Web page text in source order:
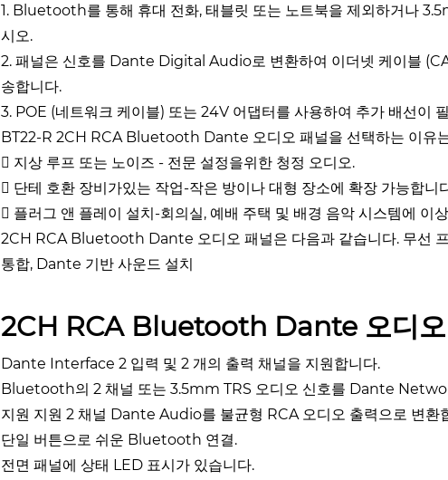
1. Bluetooth를 통해 휴대 전화, 태블릿 또는 노트북을 제외하거나
시오.
2. 패널은 신호를 Dante Digital Audio로 변환하여 이더넷 케이블
송합니다.
3. POE (네트워크 케이블) 또는 24V 어댑터를 사용하여 추가 배선이
BT22-R 2CH RCA Bluetooth Dante 오디오 패널을 선택하는 이유
 지상 루프 또는 노이즈 - 전문 설정을위한 청정 오디오.
 단테 호환 장비가있는 작업-작은 방이나 대형 장소에 확장 가능합니
 플러그 앤 플레이 설치-회의실, 예배 주택 및 배경 음악 시스템에 이
2CH RCA Bluetooth Dante 오디오 패널은 다음과 같습니다. 무선
통합, Dante 기반 사운드 설치
2CH RCA Bluetooth Dante 오디오
Dante Interface 2 입력 및 2 개의 출력 채널을 지원합니다.
Bluetooth의 2 채널 또는 3.5mm TRS 오디오 신호를 Dante
지원 지원 2 채널 Dante Audio를 불균형 RCA 오디오 출력으로 변환
단일 버튼으로 쉬운 Bluetooth 연결.
전면 패널에 상태 LED 표시가 있습니다.